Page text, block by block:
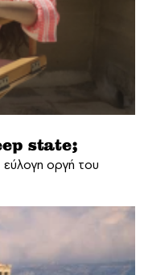
state;
οργή του